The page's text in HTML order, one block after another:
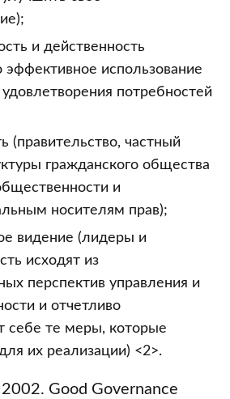
и действенность
эффективное использование
потребностей
(правительство, частный
гражданского общества
и
носителям прав);
видение (лидеры и
исходят из
перспектив управления и
и отчетливо
себе те меры, которые
их реализации) <2>.
Good Governance